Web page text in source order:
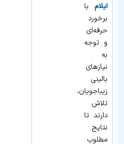
ایلام با
برخورد
حرفه‌ای
و توجه
به
نیازهای
بالینی
زیباجویان،
تلاش
دارند تا
نتایج
مطلوب